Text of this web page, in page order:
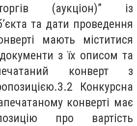
(аукціон)” із
та дати проведення
мають міститися
з їх описом та
конверт з
Конкурсна
конверті має
про вартість